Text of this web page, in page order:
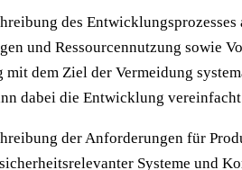
des
und Ressourcennutzung sowie
mit dem Ziel der Vermeidung
dabei die Entwicklung
der Anforderungen für
Systeme und